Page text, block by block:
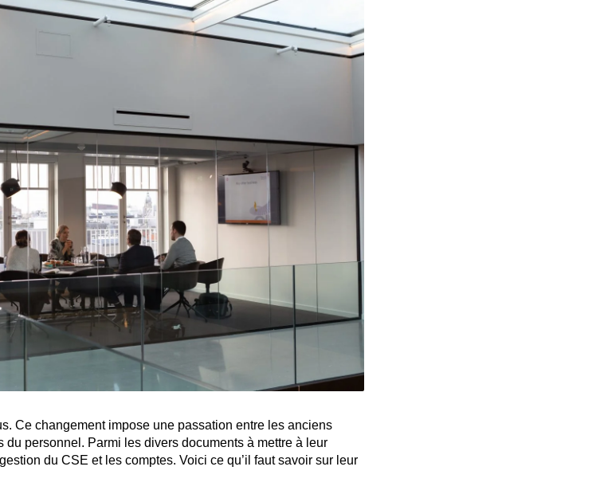
Ce changement impose une passation entre les anciens
personnel. Parmi les divers documents à mettre à leur
du CSE et les comptes. Voici ce qu’il faut savoir sur leur